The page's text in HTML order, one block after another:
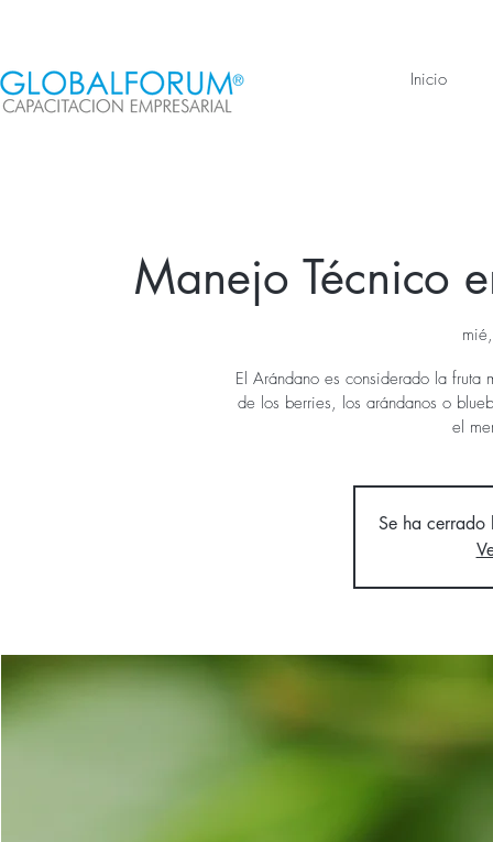
Inicio
Manejo Técnico
El Arándano es considerado la fruta
de los berries, los arándanos o
el
Se ha cerrado